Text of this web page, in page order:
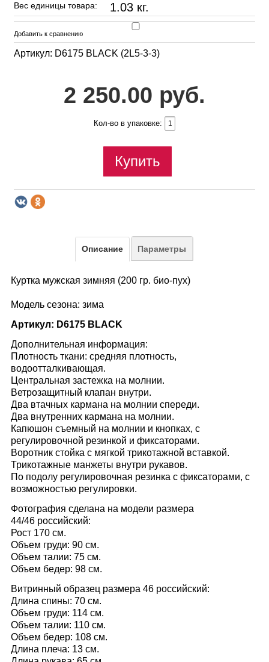
Вес единицы товара: 1.03 кг.
Добавить к сравнению
Артикул: D6175 BLACK (2L5-3-3)
2 250.00 руб.
Кол-во в упаковке:
Купить
Описание Параметры
Куртка мужская зимняя (200 гр. био-пух)
Модель сезона: зима
Артикул: D6175 BLACK
Дополнительная информация:
Плотность ткани: средняя плотность,
водоотталкивающая.
Центральная застежка на молнии.
Ветрозащитный клапан внутри.
Два втачных кармана на молнии спереди.
Два внутренних кармана на молнии.
Капюшон съемный на молнии и кнопках, с
регулировочной резинкой и фиксаторами.
Воротник стойка с мягкой трикотажной вставкой.
Трикотажные манжеты внутри рукавов.
По подолу регулировочная резинка с фиксаторами, с
возможностью регулировки.
Фотография сделана на модели размера
44/46 российский:
Рост 170 см.
Объем груди: 90 см.
Объем талии: 75 см.
Объем бедер: 98 см.
Витринный образец размера 46 российский:
Длина спины: 70 см.
Объем груди: 114 см.
Объем талии: 110 см.
Объем бедер: 108 см.
Длина плеча: 13 см.